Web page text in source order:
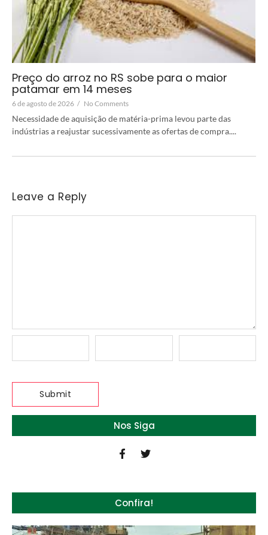
Preço do arroz no RS sobe para o maior
patamar em 14 meses
6 de agosto de 2026 / No Comments
Necessidade de aquisição de matéria-prima levou parte das
indústrias a reajustar sucessivamente as ofertas de compra....
Leave a Reply
Nos Siga
Confira!